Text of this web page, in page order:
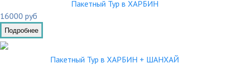
Пакетный Тур в ХАРБИН
16000 руб
Подробнее
Пакетный Тур в ХАРБИН + ШАНХАЙ